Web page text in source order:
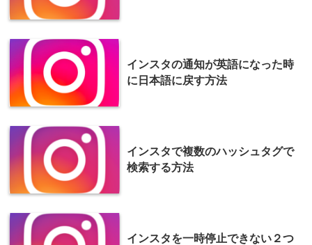
インスタの通知が英語になった時
に日本語に戻す方法
インスタで複数のハッシュタグで
検索する方法
インスタを一時停止できない２つ